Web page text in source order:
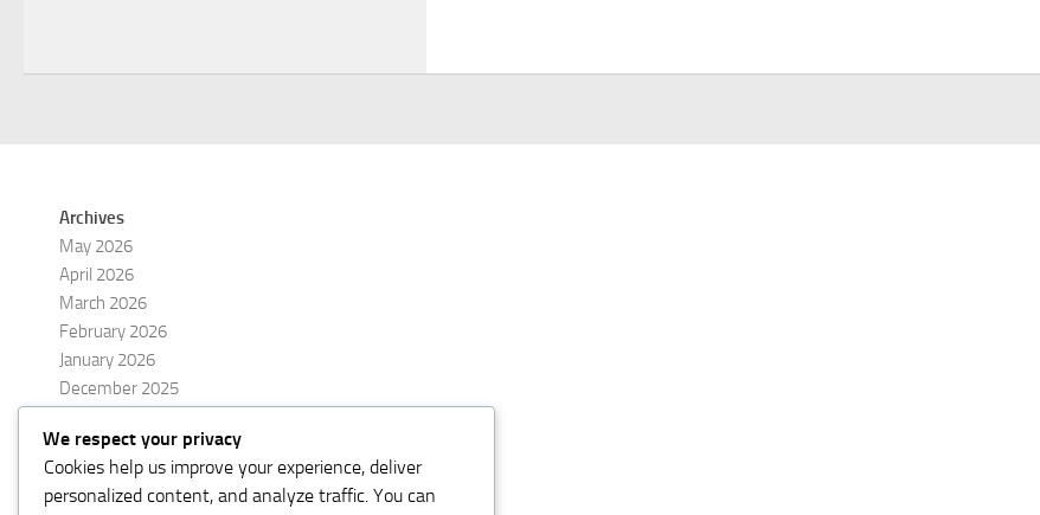
Archives
May 2026
April 2026
March 2026
February 2026
January 2026
December 2025
October 2025
September 2025
August 2025
We respect your privacy
Cookies help us improve your experience, deliver
personalized content, and analyze traffic. You can